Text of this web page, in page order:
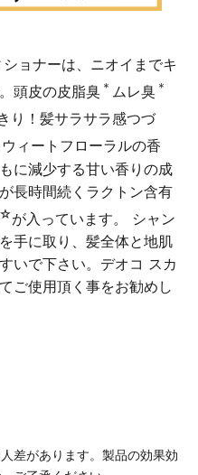
ョナーは、ニオイまでキ
頭皮の皮脂臭 ＊ ムレ臭 ＊
り！髪サラサラ感つづ
ィートフローラルの香
に減少する甘い香りの成
長時間続くラクトン含有
☆が入っています。 シャン
手に取り、髪全体と地肌
いで下さい。デオコ スカ
ご使用頂く事をお勧めし
差があります。製品の効果効